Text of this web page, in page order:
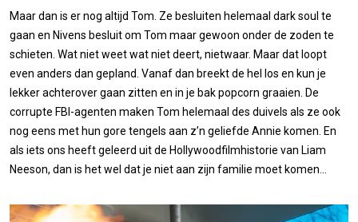
Maar dan is er nog altijd Tom. Ze besluiten helemaal dark soul te
gaan en Nivens besluit om Tom maar gewoon onder de zoden te
schieten. Wat niet weet wat niet deert, nietwaar. Maar dat loopt
even anders dan gepland. Vanaf dan breekt de hel los en kun je
lekker achterover gaan zitten en in je bak popcorn graaien. De
corrupte FBI-agenten maken Tom helemaal des duivels als ze ook
nog eens met hun gore tengels aan z’n geliefde Annie komen. En
als iets ons heeft geleerd uit de Hollywoodfilmhistorie van Liam
Neeson, dan is het wel dat je niet aan zijn familie moet komen...